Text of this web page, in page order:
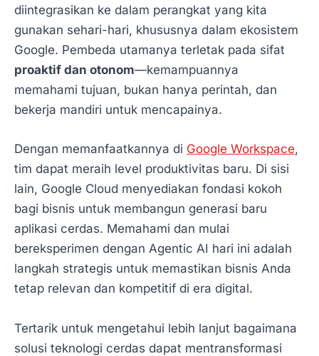
diintegrasikan ke dalam perangkat yang kita
gunakan sehari-hari, khususnya dalam ekosistem
Google. Pembeda utamanya terletak pada sifat
proaktif dan otonom—kemampuannya
memahami tujuan, bukan hanya perintah, dan
bekerja mandiri untuk mencapainya.
Dengan memanfaatkannya di Google Workspace,
tim dapat meraih level produktivitas baru. Di sisi
lain, Google Cloud menyediakan fondasi kokoh
bagi bisnis untuk membangun generasi baru
aplikasi cerdas. Memahami dan mulai
bereksperimen dengan Agentic AI hari ini adalah
langkah strategis untuk memastikan bisnis Anda
tetap relevan dan kompetitif di era digital.
Tertarik untuk mengetahui lebih lanjut bagaimana
solusi teknologi cerdas dapat mentransformasi